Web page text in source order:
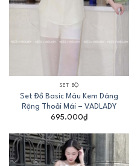
SET BỘ
Set Đồ Basic Màu Kem Dáng
Rộng Thoải Mái – VADLADY
695.000₫